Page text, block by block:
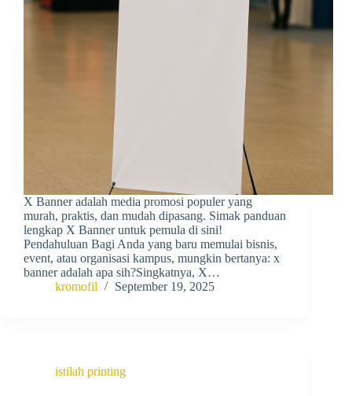
X Banner adalah media promosi populer yang
murah, praktis, dan mudah dipasang. Simak panduan
lengkap X Banner untuk pemula di sini!
Pendahuluan Bagi Anda yang baru memulai bisnis,
event, atau organisasi kampus, mungkin bertanya: x
banner adalah apa sih?Singkatnya, X…
kromofil
September 19, 2025
istilah printing